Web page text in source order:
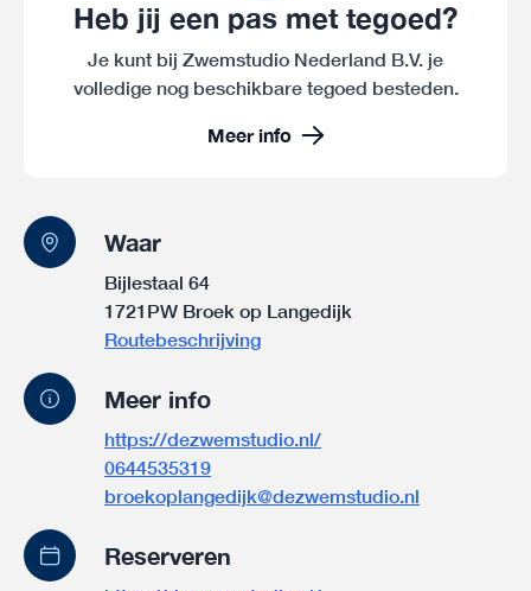
Heb jij een pas met tegoed?
Je kunt bij Zwemstudio Nederland B.V. je
volledige nog beschikbare tegoed besteden.
Meer info
Waar
Bijlestaal 64
1721PW Broek op Langedijk
Routebeschrijving
Meer info
https://dezwemstudio.nl/
0644535319
broekoplangedijk@dezwemstudio.nl
Reserveren